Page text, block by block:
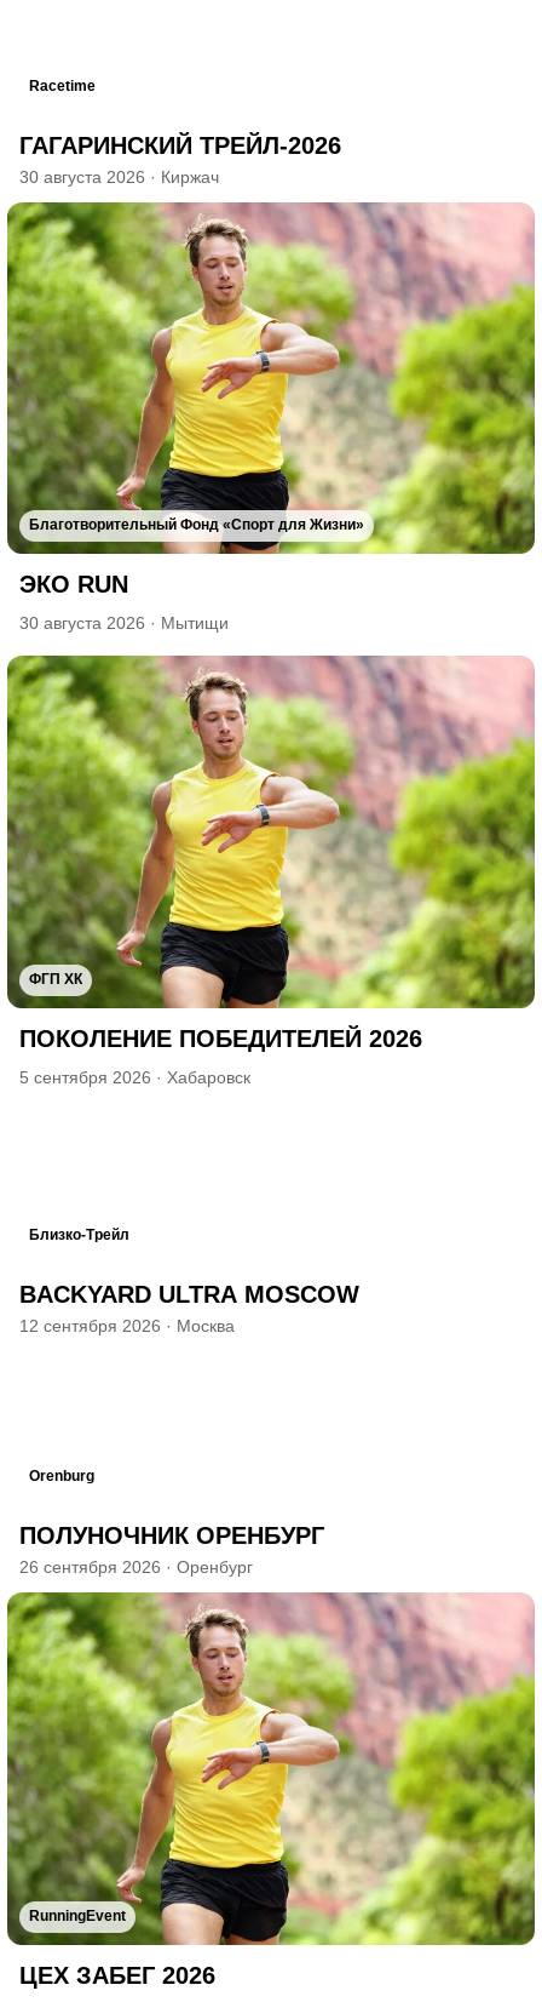
Racetime
ГАГАРИНСКИЙ ТРЕЙЛ-2026
30 августа 2026 · Киржач
Благотворительный Фонд «Спорт для Жизни»
ЭКО RUN
30 августа 2026 · Мытищи
ФГП ХК
ПОКОЛЕНИЕ ПОБЕДИТЕЛЕЙ 2026
5 сентября 2026 · Хабаровск
Близко-Трейл
BACKYARD ULTRA MOSCOW
12 сентября 2026 · Москва
Orenburg
ПОЛУНОЧНИК ОРЕНБУРГ
26 сентября 2026 · Оренбург
RunningEvent
ЦЕХ ЗАБЕГ 2026